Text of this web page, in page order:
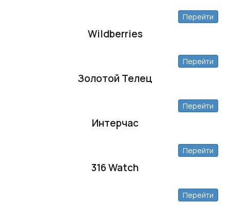
Wildberries
Перейти
Золотой Телец
Перейти
Интерчас
Перейти
316 Watch
Перейти
Перейти